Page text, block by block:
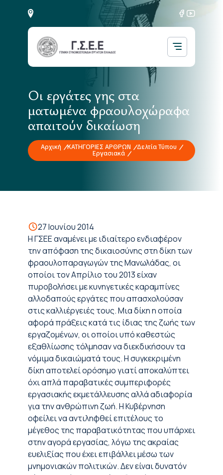
Οι εργάτες γης στα
ματωμένα φραουλοχώραφα
απαιτούν δικαίωση
Αρχική ΚΑΤΗΓΟΡΙΕΣ ΑΡΘΡΩΝ
Δελτία Τύπου
Εργασιακά
27 Ιουνίου 2014
Η ΓΣΕΕ αναμένει με ιδιαίτερο ενδιαφέρον
την απόφαση της δικαιοσύνης στη δίκη των
φραουλοπαραγωγών της Μανωλάδας, οι
οποίοι τον Απρίλιο του 2013 είχαν
πυροβολήσει με κυνηγετικές καραμπίνες
αλλοδαπούς εργάτες που απασχολούσαν
στις καλλιέργειές τους. Μια δίκη η οποία
αφορά πράξεις κατά τις ίδιας της ζωής των
εργαζομένων, οι οποίοι υπό καθεστώς
εξαθλίωσης τόλμησαν να διεκδικήσουν τα
νόμιμα δικαιώματά τους. Η συγκεκριμένη
δίκη αποτελεί ορόσημο γιατί αποκαλύπτει
όχι απλά παραβατικές συμπεριφορές
εργασιακής εκμετάλλευσης αλλά αδιαφορία
για την ανθρώπινη ζωή. Η Κυβέρνηση
οφείλει να αντιληφθεί επιτέλους το
μέγεθος της παραβατικότητας που υπάρχει
στην αγορά εργασίας, λόγω της ακραίας
ευελιξίας που έχει επιβάλλει μέσω των
μνημονιακών πολιτικών. Δεν είναι δυνατόν